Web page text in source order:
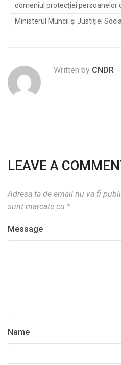
domeniul protecţiei persoanelor
Ministerul Muncii și Justiției
Written by CNDR
LEAVE A
Adresa ta de email nu va fi
sunt marcate cu *
Message
Name